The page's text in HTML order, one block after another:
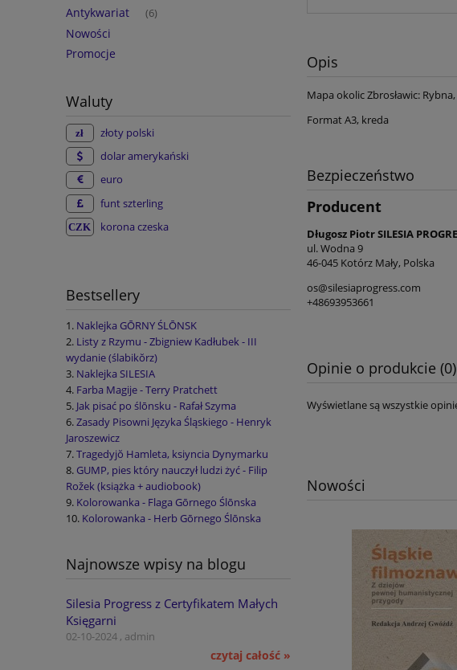
Antykwariat (6)
Nowości
Promocje
Waluty
złoty polski
dolar amerykański
euro
funt szterling
korona czeska
Bestsellery
Naklejka GŌRNY ŚLŌNSK
Listy z Rzymu - Zbigniew Kadłubek - III
wydanie (ślabikŏrz)
Naklejka SILESIA
Farba Magije - Terry Pratchett
Jak pisać po ślōnsku - Rafał Szyma
Zasady Pisowni Języka Śląskiego - Henryk
Jaroszewicz
Tragedyjŏ Hamleta, ksiyncia Dynymarku
GUMP, pies który nauczył ludzi żyć - Filip
Rožek (książka + audiobook)
Kolorowanka - Flaga Gōrnego Ślōnska
Kolorowanka - Herb Gōrnego Ślōnska
Najnowsze wpisy na blogu
Silesia Progress z Certyfikatem Małych
Księgarni
02-10-2024 , admin
czytaj całość »
Opis
Mapa okolic Zbrosławic:
Format A3, kreda
Bezpieczeństwo
Producent
Długosz Piotr SILESIA
ul. Wodna 9
46-045 Kotórz Mały, Polska
os@silesiaprogress.com
+48693953661
Opinie o produkcie (0)
Wyświetlane są wszystkie
Nowości